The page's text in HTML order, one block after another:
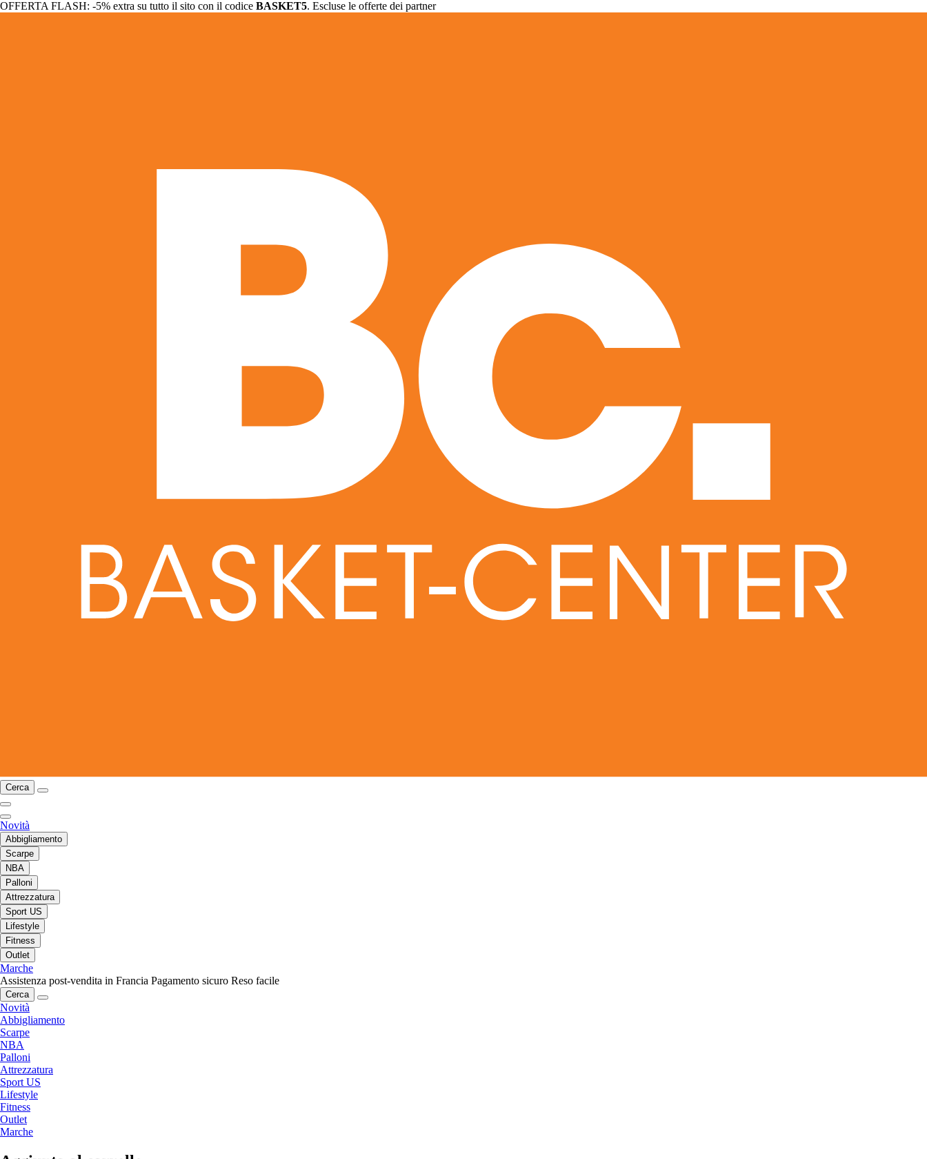
OFFERTA FLASH: -5% extra su tutto il sito con il codice BASKET5. Escluse le offerte dei partner
Cerca
Novità
Abbigliamento
Scarpe
NBA
Palloni
Attrezzatura
Sport US
Lifestyle
Fitness
Outlet
Marche
Assistenza post-vendita in Francia Pagamento sicuro Reso facile
Cerca
Novità
Abbigliamento
Scarpe
NBA
Palloni
Attrezzatura
Sport US
Lifestyle
Fitness
Outlet
Marche